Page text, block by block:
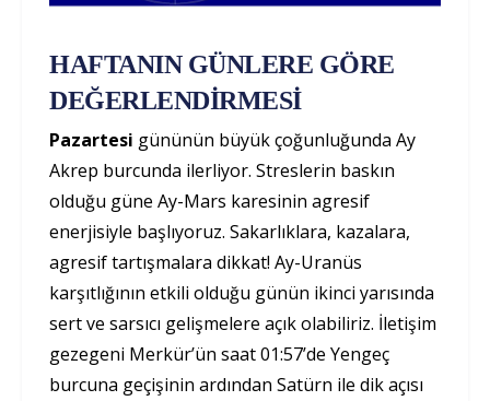
HAFTANIN GÜNLERE GÖRE
DEĞERLENDİRMESİ
Pazartesi gününün büyük çoğunluğunda Ay
Akrep burcunda ilerliyor. Streslerin baskın
olduğu güne Ay-Mars karesinin agresif
enerjisiyle başlıyoruz. Sakarlıklara, kazalara,
agresif tartışmalara dikkat! Ay-Uranüs
karşıtlığının etkili olduğu günün ikinci yarısında
sert ve sarsıcı gelişmelere açık olabiliriz. İletişim
gezegeni Merkür’ün saat 01:57’de Yengeç
burcuna geçişinin ardından Satürn ile dik açısı